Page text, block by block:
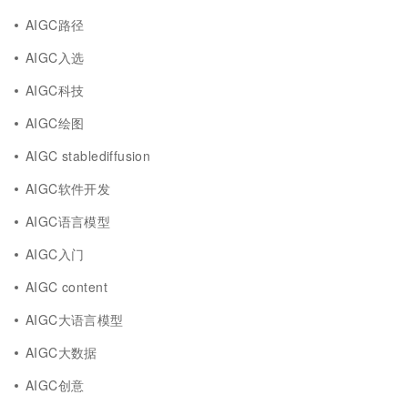
AIGC路径
AIGC入选
AIGC科技
AIGC绘图
AIGC stablediffusion
AIGC软件开发
AIGC语言模型
AIGC入门
AIGC content
AIGC大语言模型
AIGC大数据
AIGC创意